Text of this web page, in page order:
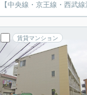
【中央線・京王線・西武
賃貸マンション